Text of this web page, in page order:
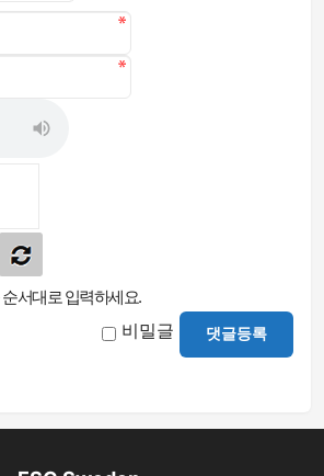
서대로 입력하세요.
비밀글 댓글등록